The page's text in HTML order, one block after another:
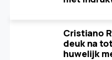
Cristiano
deuk na
huwelijk